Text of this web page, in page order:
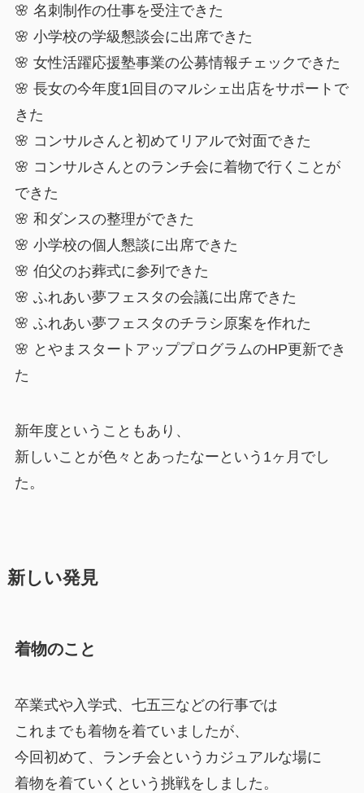
🌸 名刺制作の仕事を受注できた
🌸 小学校の学級懇談会に出席できた
🌸 女性活躍応援塾事業の公募情報チェックできた
🌸 長女の今年度1回目のマルシェ出店をサポートで
きた
🌸 コンサルさんと初めてリアルで対面できた
🌸 コンサルさんとのランチ会に着物で行くことが
できた
🌸 和ダンスの整理ができた
🌸 小学校の個人懇談に出席できた
🌸 伯父のお葬式に参列できた
🌸 ふれあい夢フェスタの会議に出席できた
🌸 ふれあい夢フェスタのチラシ原案を作れた
🌸 とやまスタートアッププログラムのHP更新でき
た
新年度ということもあり、
新しいことが色々とあったなーという1ヶ月でし
た。
新しい発見
着物のこと
卒業式や入学式、七五三などの行事では
これまでも着物を着ていましたが、
今回初めて、ランチ会というカジュアルな場に
着物を着ていくという挑戦をしました。